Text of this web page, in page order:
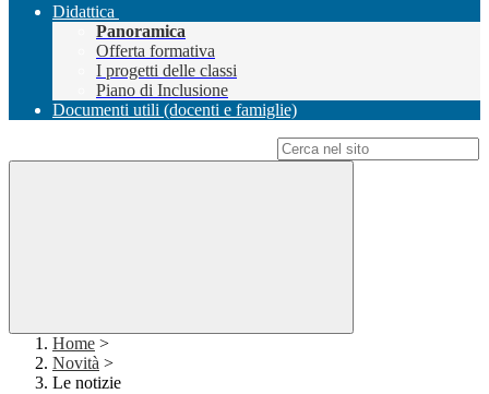
Didattica
Panoramica
Offerta formativa
I progetti delle classi
Piano di Inclusione
Documenti utili (docenti e famiglie)
Home >
Novità >
Le notizie